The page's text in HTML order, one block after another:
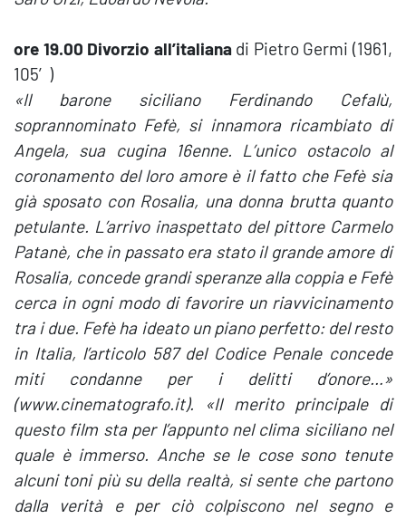
ore 19.00 Divorzio all’italianadi Pietro Germi (1961,
105′)
«Il barone siciliano Ferdinando Cefalù,
soprannominato Fefè, si innamora ricambiato di
Angela, sua cugina 16enne. L’unico ostacolo al
coronamento del loro amore è il fatto che Fefè sia
già sposato con Rosalia, una donna brutta quanto
petulante. L’arrivo inaspettato del pittore Carmelo
Patanè, che in passato era stato il grande amore di
Rosalia, concede grandi speranze alla coppia e Fefè
cerca in ogni modo di favorire un riavvicinamento
tra i due. Fefè ha ideato un piano perfetto: del resto
in Italia, l’articolo 587 del Codice Penale concede
miti condanne per i delitti d’onore…»
(www.cinematografo.it). «Il merito principale di
questo film sta per l’appunto nel clima siciliano nel
quale è immerso. Anche se le cose sono tenute
alcuni toni più su della realtà, si sente che partono
dalla verità e per ciò colpiscono nel segno e